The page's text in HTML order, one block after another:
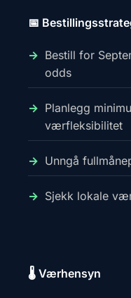
📅
Bestill for
odds
Planlegg
værfleksibilitet
Unngå
Sjekk lokale
🌡️ Værhensyn